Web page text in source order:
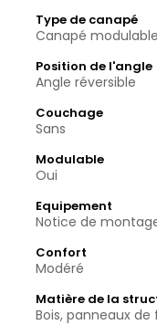
Type de canapé
Canapé modulable
Position de l'angle
Angle réversible
Couchage
Sans
Modulable
Oui
Equipement
Notice de
Confort
Modéré
Matière de la
Bois, panneaux